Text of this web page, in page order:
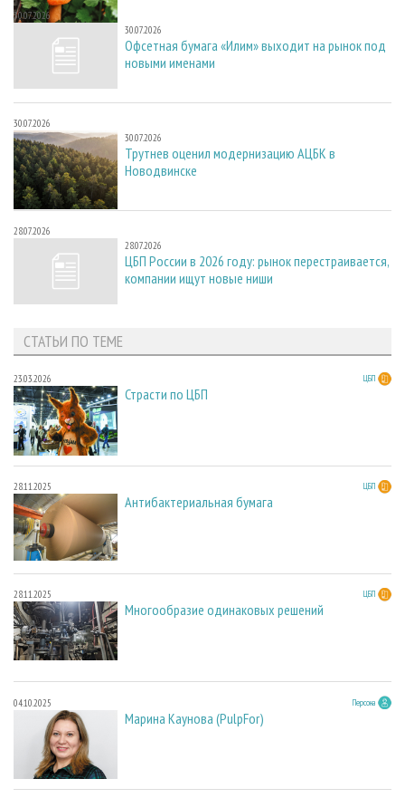
30.07.2026
30.07.2026
Офсетная бумага «Илим» выходит на рынок под
новыми именами
30.07.2026
30.07.2026
Трутнев оценил модернизацию АЦБК в
Новодвинске
28.07.2026
28.07.2026
ЦБП России в 2026 году: рынок перестраивается,
компании ищут новые ниши
СТАТЬИ ПО ТЕМЕ
23.03.2026 ЦБП
Страсти по ЦБП
28.11.2025 ЦБП
Антибактериальная бумага
28.11.2025 ЦБП
Многообразие одинаковых решений
04.10.2025 Персона
Марина Каунова (PulpFor)